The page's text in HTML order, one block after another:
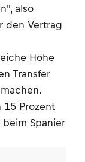
also
den Vertrag
Höhe
Transfer
15 Prozent
beim Spanier